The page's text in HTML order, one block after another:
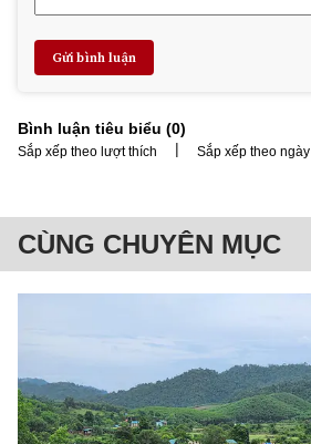
Gửi bình luận
Bình luận tiêu biểu (0)
Sắp xếp theo lượt thích | Sắp xếp theo ngày
CÙNG CHUYÊN MỤC